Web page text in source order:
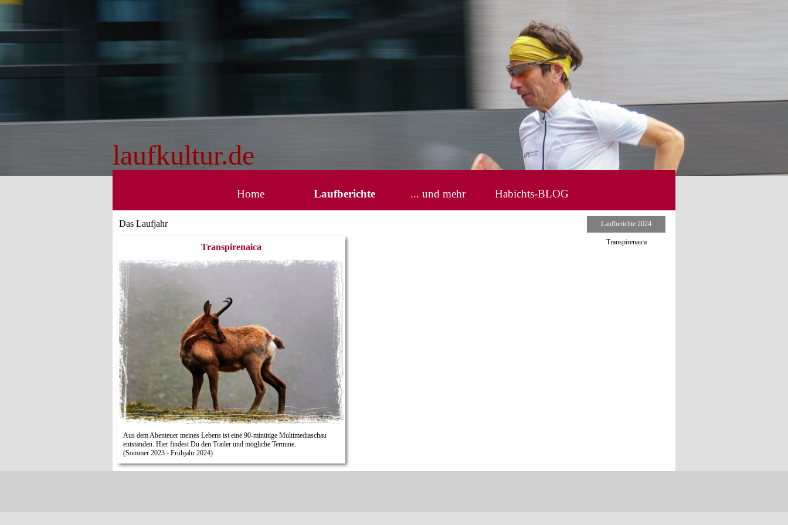
Direkt zum Seiteninhalt
Home Laufberichte ▼
... und mehr ▼
Habichts-BLOG
laufkultur.de
Das Laufjahr
Transpirenaica
Aus dem Abenteuer meines Lebens ist eine 90-minütige Multimediaschau
entstanden. Hier findest Du den Trailer und mögliche Termine.
(Sommer 2023 - Frühjahr 2024)
Menü überspringen
Laufberichte 2024
Transpirenaica